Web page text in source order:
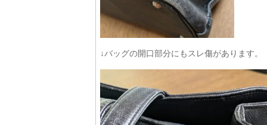
↓バッグの開口部分にもスレ傷があります。